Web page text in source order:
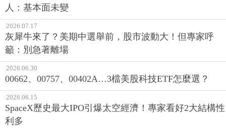
人：基本面未變
2026.07.17
灰犀牛來了？美期中選舉前，股市波動大！但專家呼
籲：別急著離場
2026.06.30
00662、00757、00402A…3檔美股科技ETF怎麼選？
2026.06.15
SpaceX歷史最大IPO引爆太空經濟！專家看好2大結構性
利多